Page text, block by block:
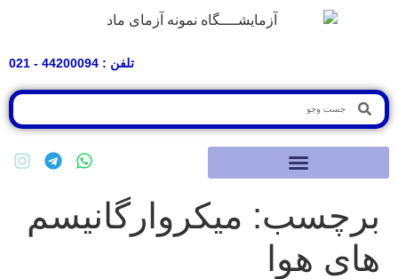
تلفن : 44200094 - 021
برچسب: میکروارگانیسم
های هوا